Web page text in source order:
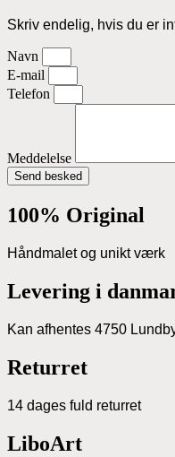
Skriv endelig, hvis du er
Navn
E-mail
Telefon
Meddelelse
Send besked
100% Original
Håndmalet og unikt værk
Levering i
Kan afhentes 4750
Returret
14 dages fuld returret
LiboArt